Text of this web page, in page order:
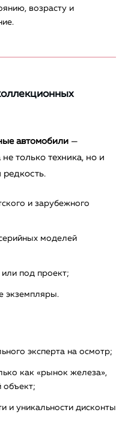
возрасту и
автомобили —
только техника, но и
редкость.
и зарубежного
моделей
под проект;
экземпляры.
эксперта на осмотр;
как «рынок железа»,
объект;
и уникальности дисконты